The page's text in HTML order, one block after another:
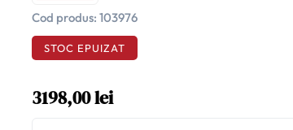
Cod produs: 103976
STOC EPUIZAT
3198,00 lei